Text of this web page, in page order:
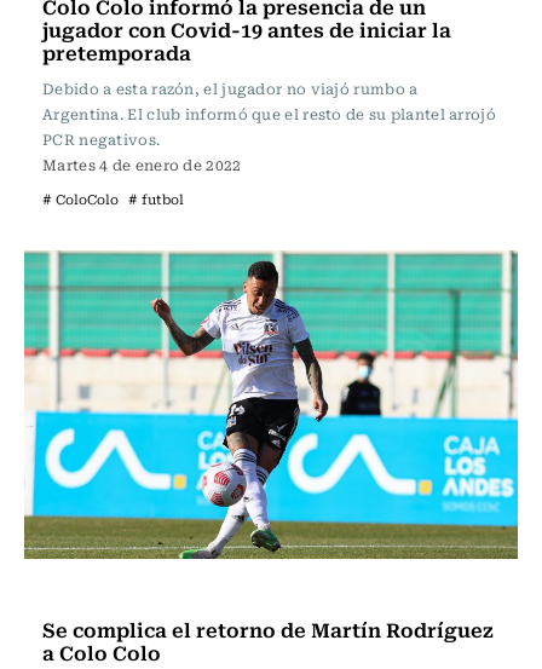
jugador con Covid-19 antes de iniciar la
pretemporada
Debido a esta razón, el jugador no viajó rumbo a
Argentina. El club informó que el resto de su plantel arrojó
PCR negativos.
Martes 4 de enero de 2022
# ColoColo # futbol
Se complica el retorno de Martín Rodríguez
a Colo Colo